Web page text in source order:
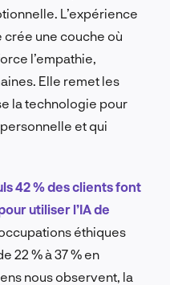
L’expérience
une couche où
l’empathie,
Elle remet les
la technologie pour
et qui
42 % des clients font
utiliser l’IA de
éthiques
22 % à 37 % en
nous observent, la